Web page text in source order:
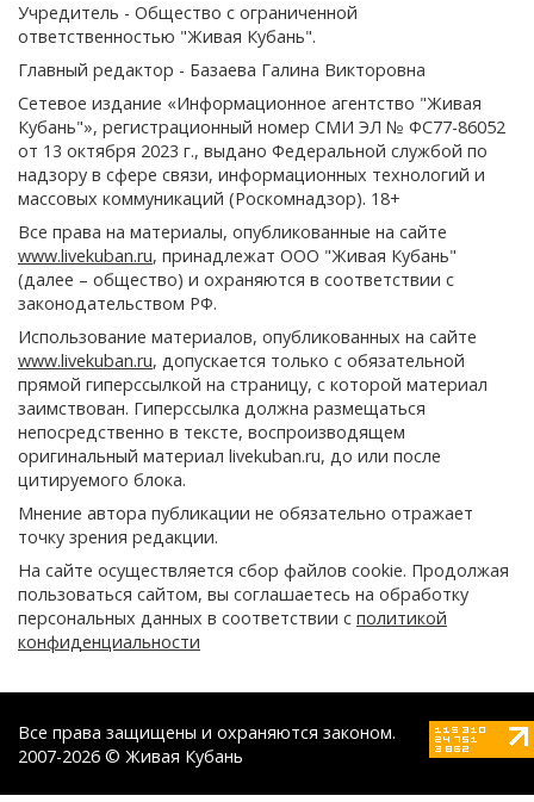
Учредитель - Общество с ограниченной
ответственностью "Живая Кубань".
Главный редактор - Базаева Галина Викторовна
Сетевое издание «Информационное агентство "Живая
Кубань"», регистрационный номер СМИ ЭЛ № ФС77-86052
от 13 октября 2023 г., выдано Федеральной службой по
надзору в сфере связи, информационных технологий и
массовых коммуникаций (Роскомнадзор). 18+
Все права на материалы, опубликованные на сайте
www.livekuban.ru, принадлежат ООО "Живая Кубань"
(далее – общество) и охраняются в соответствии с
законодательством РФ.
Использование материалов, опубликованных на сайте
www.livekuban.ru, допускается только с обязательной
прямой гиперссылкой на страницу, с которой материал
заимствован. Гиперссылка должна размещаться
непосредственно в тексте, воспроизводящем
оригинальный материал livekuban.ru, до или после
цитируемого блока.
Мнение автора публикации не обязательно отражает
точку зрения редакции.
На сайте осуществляется сбор файлов cookie. Продолжая
пользоваться сайтом, вы соглашаетесь на обработку
персональных данных в соответствии с политикой
конфиденциальности
Все права защищены и охраняются законом.
2007-2026 © Живая Кубань